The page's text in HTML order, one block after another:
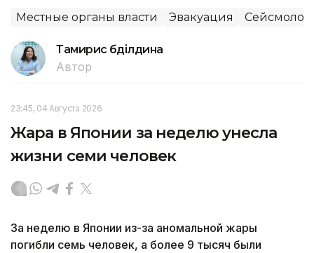
Местные органы власти Эвакуация
Тамирис Әбділдина
Автор
23:45, 04 Августа 2026
Жара в Японии за неделю унесла
жизни семи человек
За неделю в Японии из-за аномальной жары
погибли семь человек, а более 9 тысяч были